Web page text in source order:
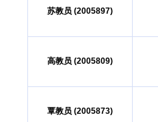
苏教员 (2005897)
高教员 (2005809)
覃教员 (2005873)